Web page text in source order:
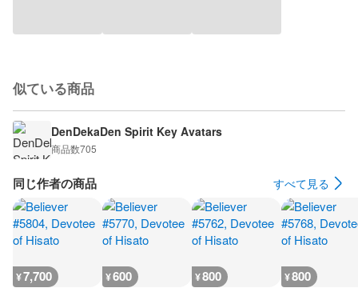
似ている商品
DenDekaDen Spirit Key Avatars
商品数705
同じ作者の商品 すべて見る
¥7,700 ¥600 ¥800 ¥800